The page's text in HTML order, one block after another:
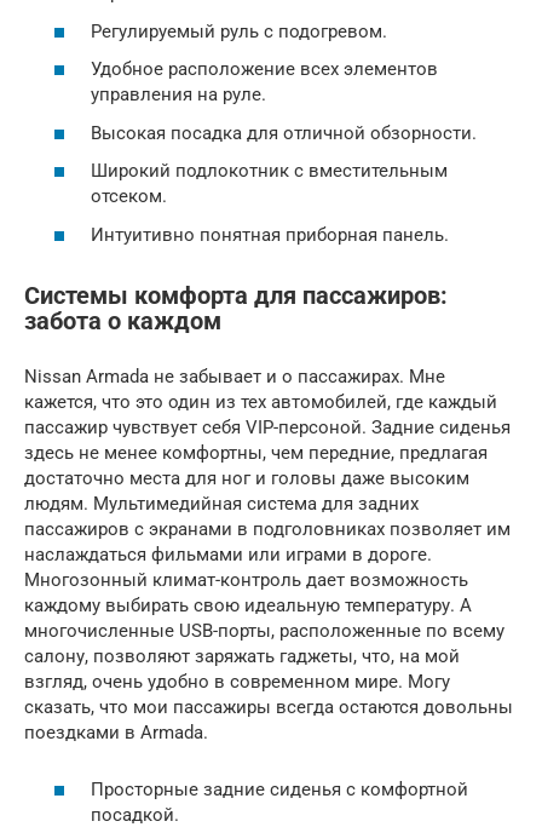
Регулируемый руль с подогревом.
Удобное расположение всех элементов
управления на руле.
Высокая посадка для отличной обзорности.
Широкий подлокотник с вместительным
отсеком.
Интуитивно понятная приборная панель.
Системы комфорта для пассажиров:
забота о каждом
Nissan Armada не забывает и о пассажирах. Мне
кажется, что это один из тех автомобилей, где каждый
пассажир чувствует себя VIP-персоной. Задние сиденья
здесь не менее комфортны, чем передние, предлагая
достаточно места для ног и головы даже высоким
людям. Мультимедийная система для задних
пассажиров с экранами в подголовниках позволяет им
наслаждаться фильмами или играми в дороге.
Многозонный климат-контроль дает возможность
каждому выбирать свою идеальную температуру. А
многочисленные USB-порты, расположенные по всему
салону, позволяют заряжать гаджеты, что, на мой
взгляд, очень удобно в современном мире. Могу
сказать, что мои пассажиры всегда остаются довольны
поездками в Armada.
Просторные задние сиденья с комфортной
посадкой.